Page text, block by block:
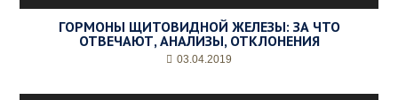
ГОРМОНЫ ЩИТОВИДНОЙ ЖЕЛЕЗЫ: ЗА ЧТО
ОТВЕЧАЮТ, АНАЛИЗЫ, ОТКЛОНЕНИЯ
03.04.2019